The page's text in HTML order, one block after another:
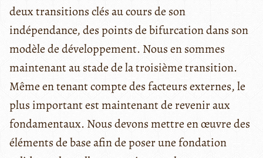
deux transitions clés au cours de son
indépendance, des points de bifurcation dans son
modèle de développement. Nous en sommes
maintenant au stade de la troisième transition.
Même en tenant compte des facteurs externes, le
plus important est maintenant de revenir aux
fondamentaux. Nous devons mettre en œuvre des
éléments de base afin de poser une fondation